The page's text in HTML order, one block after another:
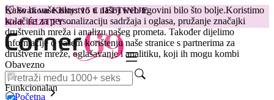
Kako bi vaše iskustvo u našoj web trgovini bilo što bolje.Koristimo
kolačiće za personalizaciju sadržaja i oglasa, pružanje značajki
društvenih mreža i analizu našeg prometa. Također dijelimo
informacije o vašem korištenju naše stranice s partnerima za
društvene mreže, oglašavanje i analitiku, koji ih mogu kombi
Obavezno
Funkcionalan
😽Svakom Klitty: 15 € JEFTINIJE
Kod: KLITTY →
Početna